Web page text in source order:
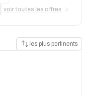
voir toutes les offres
les plus pertinents